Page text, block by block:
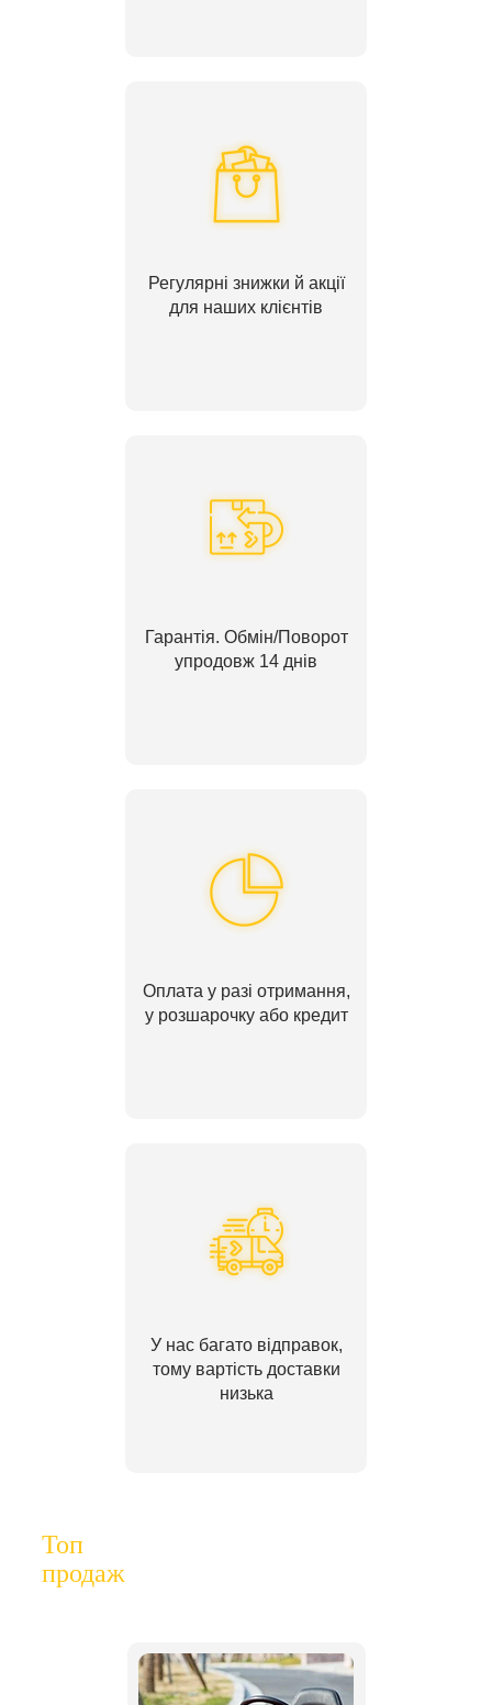
Регулярні знижки й акції
для наших клієнтів
Гарантія. Обмін/Поворот
упродовж 14 днів
Оплата у разі отримання,
у розшарочку або кредит
У нас багато відправок,
тому вартість доставки
низька
Топ
продаж